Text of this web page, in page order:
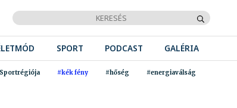
SPORT PODCAST GALÉRIA
#kék fény #hőség #energiaválság